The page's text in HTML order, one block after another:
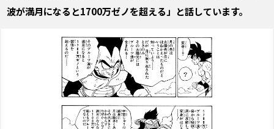
波が満月になると1700万ゼノを超える」と話しています。